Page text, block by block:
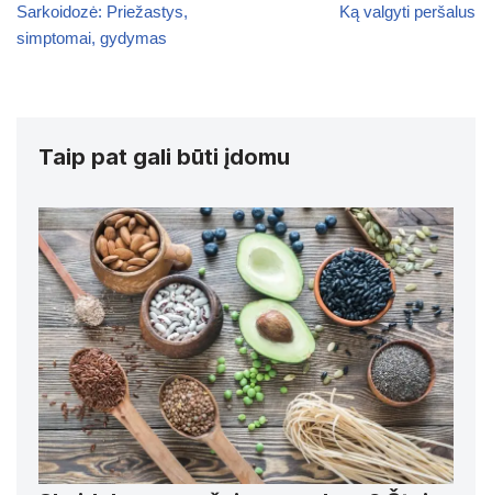
Sarkoidozė: Priežastys,
simptomai, gydymas
Ką valgyti peršalus
Taip pat gali būti įdomu